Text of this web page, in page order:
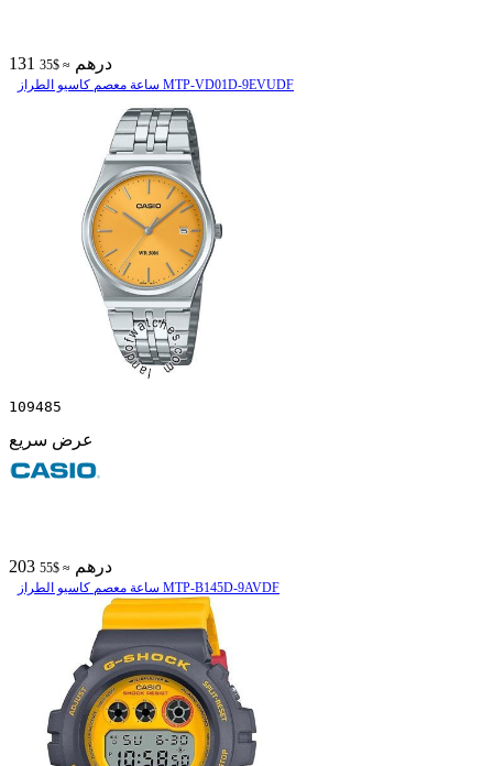
131 درهم ≈ $35
ساعة معصم کاسیو الطراز MTP-VD01D-9EVUDF
109485
عرض سريع
203 درهم ≈ $55
ساعة معصم کاسیو الطراز MTP-B145D-9AVDF